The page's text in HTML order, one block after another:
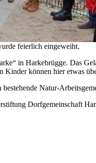
feierlich eingeweiht.
in Harkebrügge. Das
Kinder können hier etwas
Natur-
Dorfgemeinschaft